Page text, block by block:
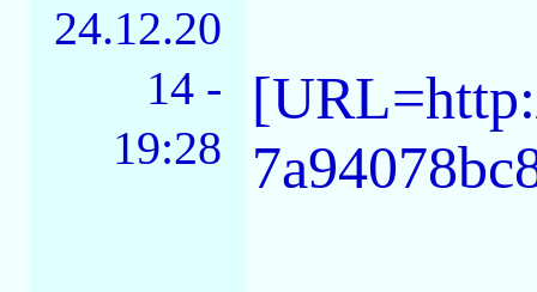
24.12.20
14 -
19:28